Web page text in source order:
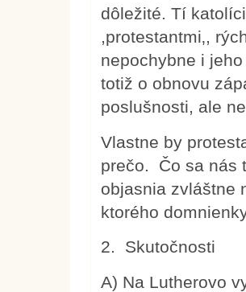
dôležité. Tí
,protestantmi‚,
nepochybne i
totiž o obnovu
poslušnosti, ale
Vlastne by
prečo. Čo sa nás
objasnia zvláštne
ktorého
2. Skutočnosti
A) Na Lutherovo